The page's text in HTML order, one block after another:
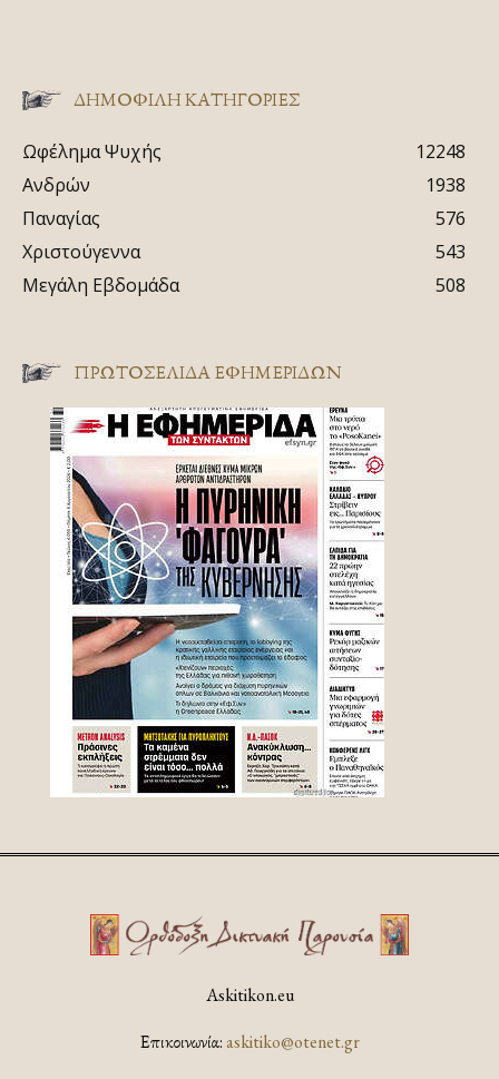
ΔΗΜΟΦΙΛΗ ΚΑΤΗΓΟΡΙΕΣ
Ωφέλημα Ψυχής
12248
Ανδρών
1938
Παναγίας
576
Χριστούγεννα
543
Μεγάλη Εβδομάδα
508
ΠΡΩΤΟΣΈΛΙΔΑ ΕΦΗΜΕΡΊΔΩΝ
Askitikon.eu
Επικοινωνία:askitiko@otenet.gr